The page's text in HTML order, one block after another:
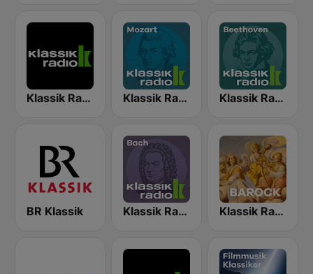
Klassik Radio Klassik Radio Mozart Klassik Radio Beethoven
BR Klassik Klassik Radio Bach Klassik Radio Barock